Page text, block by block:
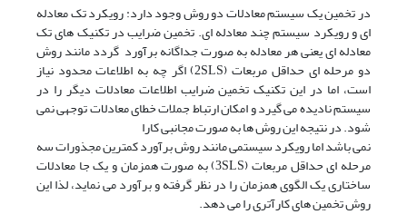
در تخمین یک سیستم معادلات دو روش وجود دارد: رویکرد تک معادله
ای و رویکرد سیستم چند معادله ای. تخمین ضرایب در تکنیک های تک
معادله ای یعنی هر معادله به صورت جداگانه برآورد گردد مانند روش
دو مرحله ای حداقل مربعات (2SLS) اگر چه به اطلاعات محدود نیاز
است، اما در این تکنیک تخمین ضرایب اطلاعات معادلات دیگر را در
سیستم نادیده می گیرد و امکان ارتباط جملات خطای معادلات توجهی نمی
شود. در نتیجه این روش ها به صورت مجانبی کارا
نمی باشد اما رویکرد سیستمی مانند روش برآورد کمترین مجذورات سه
مرحله ای حداقل مربعات (3SLS) به صورت همزمان و یک جا معادلات
ساختاری یک الگوی همزمان را در نظر گرفته و برآورد می نماید، لذا این
روش تخمین های کارآتری را می دهد.